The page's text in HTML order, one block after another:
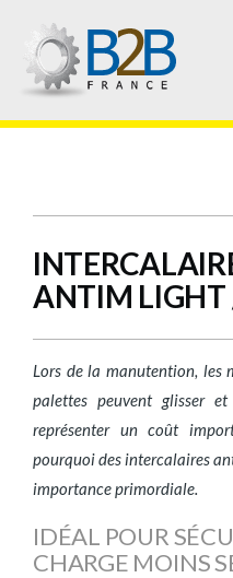
ANTIM LIGHT
Lors de la manutention, les
palettes peuvent glisser
représenter un coût
pourquoi des intercalaires
importance primordiale.
IDÉAL POUR
CHARGE MOINS